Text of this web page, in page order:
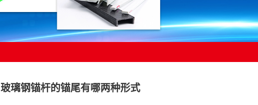
玻璃钢锚杆的锚尾有哪两种形式